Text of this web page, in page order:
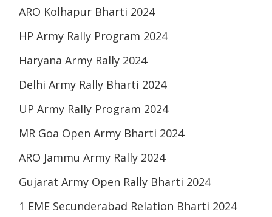
ARO Kolhapur Bharti 2024
HP Army Rally Program 2024
Haryana Army Rally 2024
Delhi Army Rally Bharti 2024
UP Army Rally Program 2024
MR Goa Open Army Bharti 2024
ARO Jammu Army Rally 2024
Gujarat Army Open Rally Bharti 2024
1 EME Secunderabad Relation Bharti 2024